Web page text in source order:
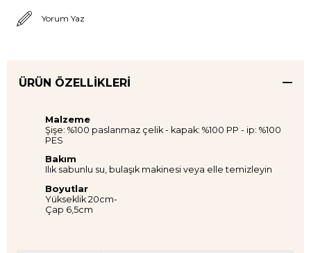
Yorum Yaz
ÜRÜN ÖZELLIKLERI
Malzeme
Şişe: %100 paslanmaz çelik - kapak: %100 PP - ip: %100
PES
Bakım
Ilık sabunlu su, bulaşık makinesi veya elle temizleyin
Boyutlar
Yükseklik 20cm-
Çap 6,5cm